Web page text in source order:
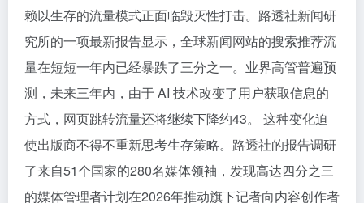
赖以生存的流量模式正面临毁灭性打击。路透社新闻研
究所的一项最新报告显示，全球新闻网站的搜索推荐流
量在短短一年内已经暴跌了三分之一。业界高管普遍预
测，未来三年内，由于 AI 技术改变了用户获取信息的
方式，网页跳转流量还将继续下降约43。 这种变化迫
使出版商不得不重新思考生存策略。路透社的报告调研
了来自51个国家的280名媒体领袖，发现高达四分之三
的媒体管理者计划在2026年推动旗下记者向内容创作者